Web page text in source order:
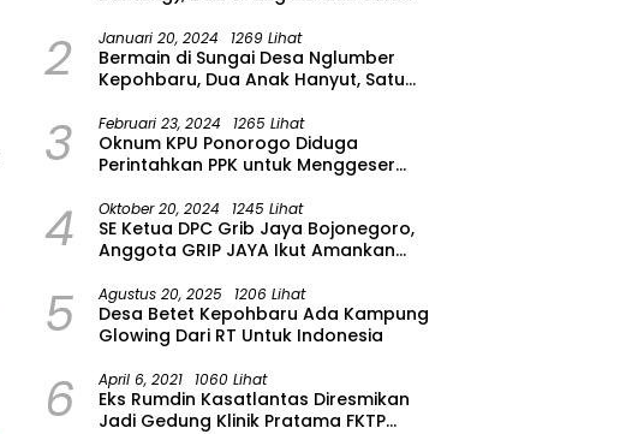
2 Januari 20, 2024 1269 Lihat
Bermain di Sungai Desa Nglumber
Kepohbaru, Dua Anak Hanyut, Satu
Masih Dalam Pencarian
3 Februari 23, 2024 1265 Lihat
Oknum KPU Ponorogo Diduga
Perintahkan PPK untuk Menggeser
Provinsi Asal Partai Gerindra
4 Oktober 20, 2024 1245 Lihat
SE Ketua DPC Grib Jaya Bojonegoro,
Anggota GRIP JAYA Ikut Amankan
Wilayah Bojonegoro
5 Agustus 20, 2025 1206 Lihat
Desa Betet Kepohbaru Ada Kampung
Glowing Dari RT Untuk Indonesia
6 April 6, 2021 1060 Lihat
Eks Rumdin Kasatlantas Diresmikan
Jadi Gedung Klinik Pratama FKTP